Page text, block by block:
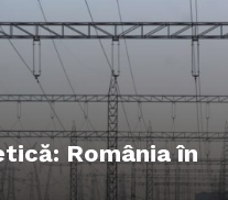
România în